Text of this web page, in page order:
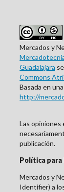
Mercados y
Guadalajara
Commons
Basada en
http://
Las opiniones
publicación.
Política para
Mercados y
Identifier) a